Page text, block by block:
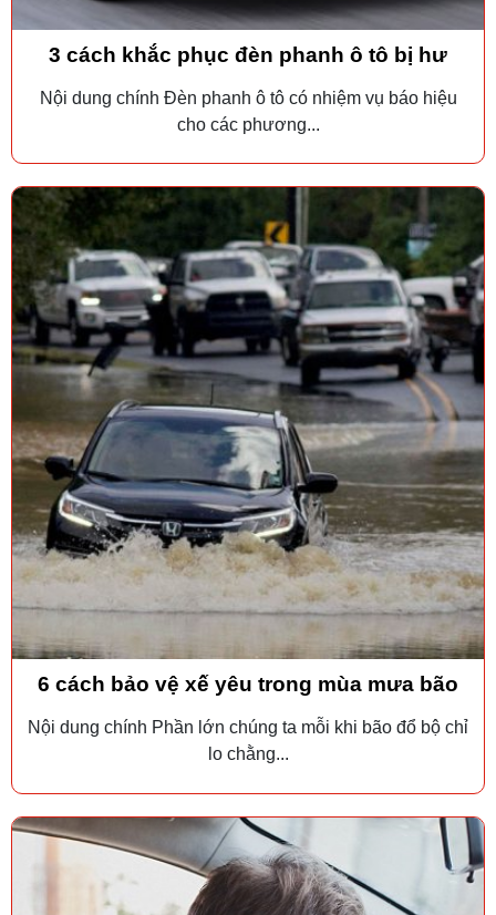
3 cách khắc phục đèn phanh ô tô bị hư
Nội dung chính Đèn phanh ô tô có nhiệm vụ báo hiệu
cho các phương...
6 cách bảo vệ xế yêu trong mùa mưa bão
Nội dung chính Phần lớn chúng ta mỗi khi bão đổ bộ chỉ
lo chằng...